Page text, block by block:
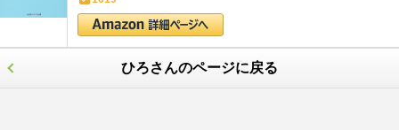
ひろさんのページに戻る